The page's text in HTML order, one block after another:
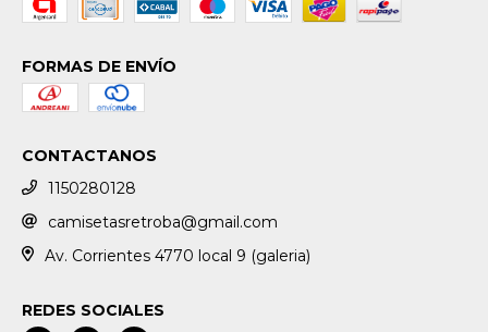
FORMAS DE ENVÍO
CONTACTANOS
1150280128
camisetasretroba@gmail.com
Av. Corrientes 4770 local 9 (galeria)
REDES SOCIALES